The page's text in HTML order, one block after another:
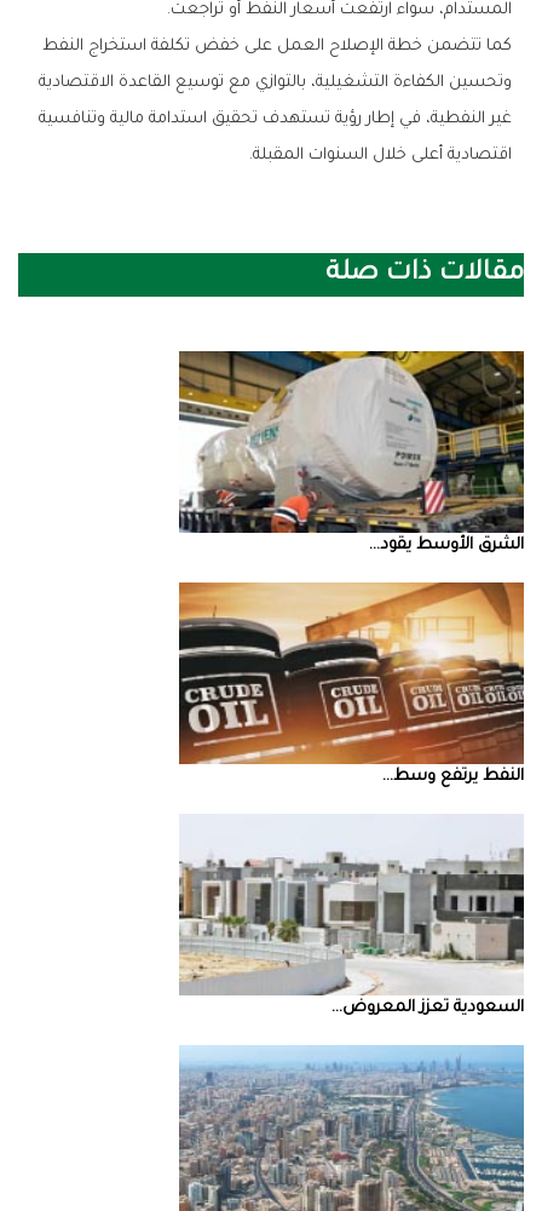
المستدام، سواء ارتفعت أسعار النفط أو تراجعت.
كما تتضمن خطة الإصلاح العمل على خفض تكلفة استخراج النفط
وتحسين الكفاءة التشغيلية، بالتوازي مع توسيع القاعدة الاقتصادية
غير النفطية، في إطار رؤية تستهدف تحقيق استدامة مالية وتنافسية
اقتصادية أعلى خلال السنوات المقبلة.
مقالات ذات صلة
الشرق‭ ‬الأوسط‭ ‬يقود‭ ...
النفط‭ ‬يرتفع‭ ‬وسط‭ ...
السعودية‭ ‬تعزز‭ ‬المعروض‭ ...